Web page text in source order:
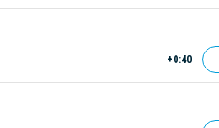
+0:40